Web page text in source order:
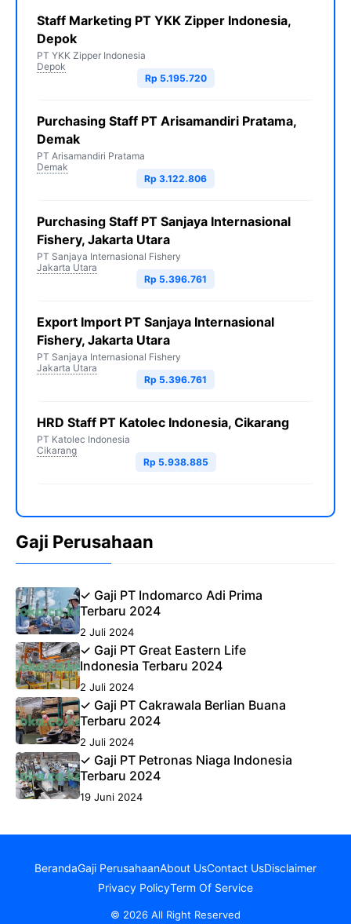
Staff Marketing PT YKK Zipper Indonesia,
Depok
PT YKK Zipper Indonesia
Depok
Rp 5.195.720
Purchasing Staff PT Arisamandiri Pratama,
Demak
PT Arisamandiri Pratama
Demak
Rp 3.122.806
Purchasing Staff PT Sanjaya Internasional
Fishery, Jakarta Utara
PT Sanjaya Internasional Fishery
Jakarta Utara
Rp 5.396.761
Export Import PT Sanjaya Internasional
Fishery, Jakarta Utara
PT Sanjaya Internasional Fishery
Jakarta Utara
Rp 5.396.761
HRD Staff PT Katolec Indonesia, Cikarang
PT Katolec Indonesia
Cikarang
Rp 5.938.885
Gaji Perusahaan
✓ Gaji PT Indomarco Adi Prima
Terbaru 2024
2 Juli 2024
✓ Gaji PT Great Eastern Life
Indonesia Terbaru 2024
2 Juli 2024
✓ Gaji PT Cakrawala Berlian Buana
Terbaru 2024
2 Juli 2024
✓ Gaji PT Petronas Niaga Indonesia
Terbaru 2024
19 Juni 2024
BerandaGaji PerusahaanAbout UsContact UsDisclaimer
Privacy PolicyTerm Of Service
© 2026 All Right Reserved